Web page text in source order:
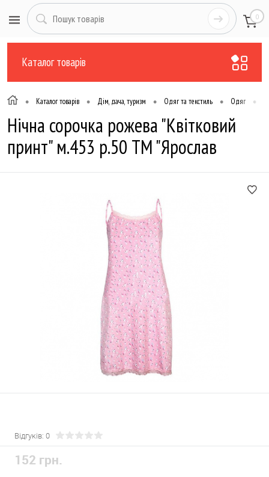
0
Каталог товарів
• Каталог товарів • Дім, дача, туризм • Одяг та текстиль • Одяг •
Нічна сорочка рожева "Квітковий
принт" м.453 р.50 ТМ "Ярослав
Відгуків: 0
152 грн.